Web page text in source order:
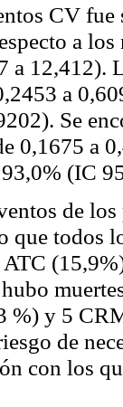
CV
a
a 12,412).
a
Se
0,1675 a
(IC
de
todos
%) y 5
de
con los